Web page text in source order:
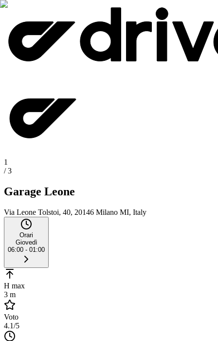
1
/3
Garage Leone
Via Leone Tolstoi, 40, 20146 Milano MI, Italy
Orari
Giovedì
06:00 - 01:00
H max
3 m
Voto
4.1/5